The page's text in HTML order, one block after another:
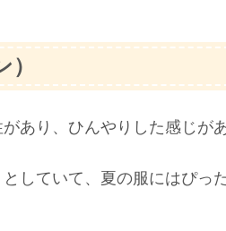
あり、ひんやりした感じが
していて、夏の服にはぴっ